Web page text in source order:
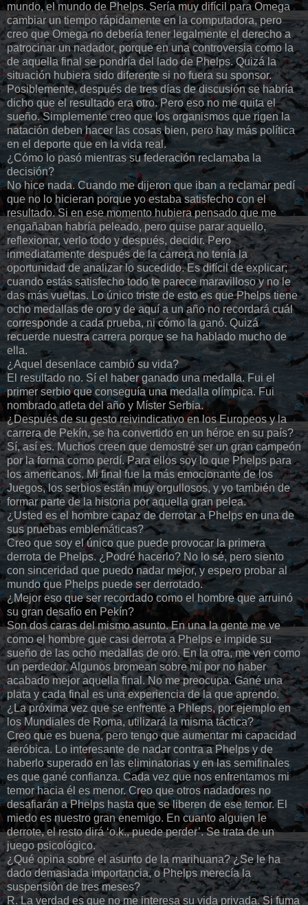
mundo, el mundo de Phelps. Sería muy difícil para Omega
cambiar un tiempo rápidamente en la computadora, pero
creo que Omega no debería tener legalmente el derecho a
patrocinar un nadador, porque en una controversia como la
de aquella final se pondría del lado de Phelps. Quizá la
situación hubiera sido diferente si no fuera su sponsor.
Posiblemente, después de tres días de discusión se habría
dicho que el resultado era otro. Pero eso no me quita el
sueño. Simplemente creo que los organismos que rigen la
natación deben hacer las cosas bien, pero hay más política
en el deporte que en la vida real.
¿Cómo lo pasó mientras su federación reclamaba la
decisión?
No hice nada. Cuando me dijeron que iban a reclamar pedí
que no lo hicieran porque yo estaba satisfecho con el
resultado. Si en ese momento hubiera pensado que me
engañaban habría peleado, pero quise parar aquello,
reflexionar, verlo todo y después, decidir. Pero
inmediatamente después de la carrera no tenía la
oportunidad de analizar lo sucedido. Es difícil de explicar;
cuando estás satisfecho todo te parece maravilloso y no le
das más vueltas. Lo único triste de esto es que Phelps tiene
ocho medallas de oro y de aquí a un año no recordará cuál
corresponde a cada prueba, ni cómo la ganó. Quizá
recuerde nuestra carrera porque se ha hablado mucho de
ella.
¿Aquel desenlace cambió su vida?
El resultado no. Sí el haber ganado una medalla. Fui el
primer serbio que conseguía una medalla olímpica. Fui
nombrado atleta del año y Míster Serbia.
¿Después de su gesto reivindicativo en los Europeos y la
carrera de Pekín, se ha convertido en un héroe en su país?
Sí, así es. Muchos creen que demostré ser un gran campeón
por la forma como perdí. Para ellos soy lo que Phelps para
los americanos. Mi final fue la más emocionante de los
Juegos, los serbios están muy orgullosos, y yo también de
formar parte de la historia por aquella gran pelea.
¿Usted es el hombre capaz de derrotar a Phelps en una de
sus pruebas emblemáticas?
Creo que soy el único que puede provocar la primera
derrota de Phelps. ¿Podré hacerlo? No lo sé, pero siento
con sinceridad que puedo nadar mejor, y espero probar al
mundo que Phelps puede ser derrotado.
¿Mejor eso que ser recordado como el hombre que arruinó
su gran desafío en Pekín?
Son dos caras del mismo asunto. En una la gente me ve
como el hombre que casi derrota a Phelps e impide su
sueño de las ocho medallas de oro. En la otra, me ven como
un perdedor. Algunos bromean sobre mí por no haber
acabado mejor aquella final. No me preocupa. Gané una
plata y cada final es una experiencia de la que aprendo.
¿La próxima vez que se enfrente a Phleps, por ejemplo en
los Mundiales de Roma, utilizará la misma táctica?
Creo que es buena, pero tengo que aumentar mi capacidad
aeróbica. Lo interesante de nadar contra a Phelps y de
haberlo superado en las eliminatorias y en las semifinales
es que gané confianza. Cada vez que nos enfrentamos mi
temor hacia él es menor. Creo que otros nadadores no
desafiarán a Phelps hasta que se liberen de ese temor. El
miedo es nuestro gran enemigo. En cuanto alguien le
derrote, el resto dirá ‘o.k., puede perder’. Se trata de un
juego psicológico.
¿Qué opina sobre el asunto de la marihuana? ¿Se le ha
dado demasiada importancia, o Phelps merecía la
suspensión de tres meses?
R. La verdad es que no me interesa su vida privada. Si fuma